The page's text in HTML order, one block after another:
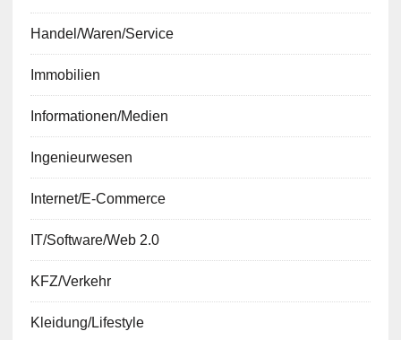
Handel/Waren/Service
Immobilien
Informationen/Medien
Ingenieurwesen
Internet/E-Commerce
IT/Software/Web 2.0
KFZ/Verkehr
Kleidung/Lifestyle